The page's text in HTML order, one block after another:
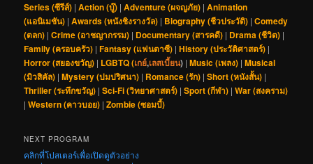
Series (ซีรีส์) |Action (บู๊) |Adventure (ผจญภัย) |Animation
(แอนิเมชัน) |Awards (หนังชิงรางวัล) | Biography (ชีวประวัติ) |Comedy
(ตลก) |Crime (อาชญากรรม) | Documentary (สารคดี) | Drama (ชีวิต) |
Family (ครอบครัว) |Fantasy (แฟนตาซี) |History (ประวัติศาสตร์) |
Horror (สยองขวัญ) | LGBTQ (เกย์,เลสเบี้ยน) |Music (เพลง) |Musical
(มิวสิคัล) |Mystery (ปมปริศนา) | Romance (รัก) |Short (หนังสั้น) |
Thriller (ระทึกขวัญ) |Sci-Fi (วิทยาศาสตร์) |Sport (กีฬา) |War (สงคราม)
|Western (คาวบอย) |Zombie (ซอมบี้)
NEXT PROGRAM
คลิกที่โปสเตอร์เพื่อเปิดดูตัวอย่าง